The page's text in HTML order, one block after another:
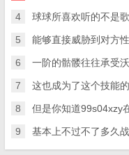
4 球球所喜欢听的不是歌
5 能够直接威胁到对方
6 一阶的骷髅往往承受
7 这也成为了这个技能
8 但是你知道99s04xzy
9 基本上不过不了多久